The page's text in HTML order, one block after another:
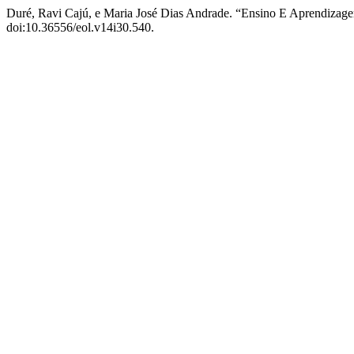
Duré, Ravi Cajú, e Maria José Dias Andrade. “Ensino E
doi:10.36556/eol.v14i30.540.